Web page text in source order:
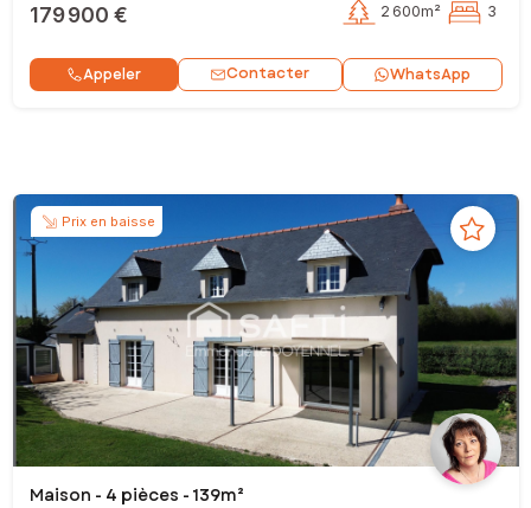
179 900 € 2 600m² 3
Appeler Contacter WhatsApp
Prix en baisse
Maison - 4 pièces - 139m²